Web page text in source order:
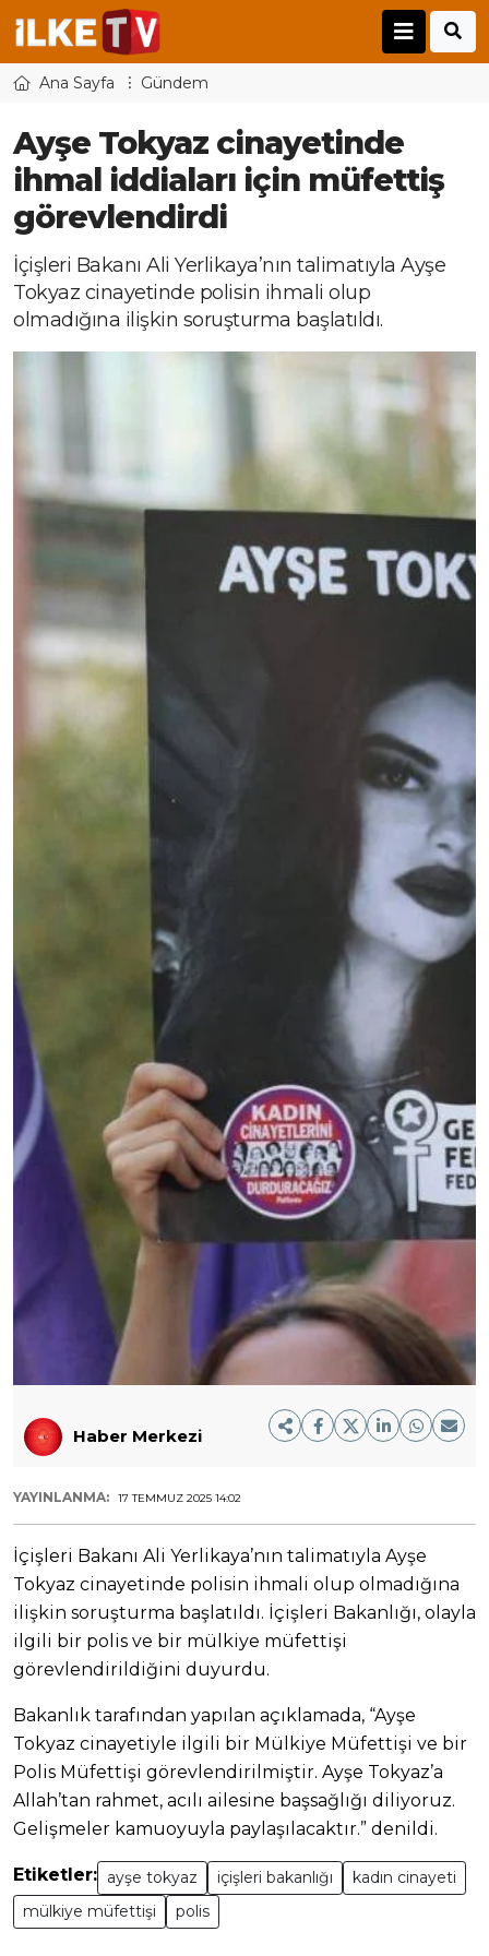
Ana Sayfa Gündem
Ayşe Tokyaz cinayetinde
ihmal iddiaları için müfettiş
görevlendirdi
İçişleri Bakanı Ali Yerlikaya’nın talimatıyla Ayşe
Tokyaz cinayetinde polisin ihmali olup
olmadığına ilişkin soruşturma başlatıldı.
Haber Merkezi
YAYINLANMA: 17 TEMMUZ 2025 14:02
İçişleri Bakanı Ali Yerlikaya’nın talimatıyla Ayşe
Tokyaz cinayetinde polisin ihmali olup olmadığına
ilişkin soruşturma başlatıldı. İçişleri Bakanlığı, olayla
ilgili bir polis ve bir mülkiye müfettişi
görevlendirildiğini duyurdu.
Bakanlık tarafından yapılan açıklamada, “Ayşe
Tokyaz cinayetiyle ilgili bir Mülkiye Müfettişi ve bir
Polis Müfettişi görevlendirilmiştir. Ayşe Tokyaz’a
Allah’tan rahmet, acılı ailesine başsağlığı diliyoruz.
Gelişmeler kamuoyuyla paylaşılacaktır.” denildi.
Etiketler: ayşe tokyaz içişleri bakanlığı
kadın cinayeti
mülkiye müfettişi
polis